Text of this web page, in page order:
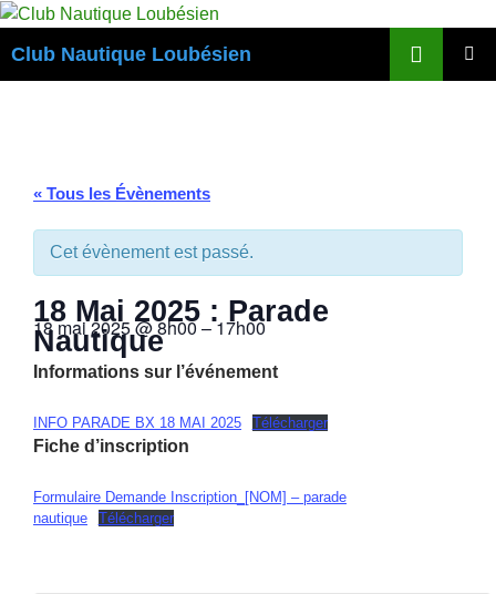
Aller
contenu
Club Nautique Loubésien
« Tous les Évènements
Cet évènement est passé.
18 Mai 2025 : Parade
Nautique
18 mai 2025@8h00–17h00
Informations sur l’événement
INFO PARADE BX 18 MAI 2025 Télécharger
Fiche d’inscription
Formulaire Demande Inscription_[NOM] – parade
nautique
Télécharger